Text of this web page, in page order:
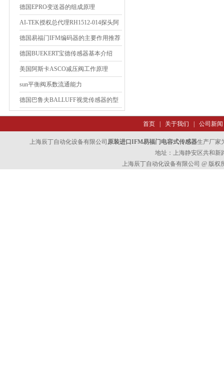
数
德国EPRO变送器的组成原理
AI-TEK授权总代理RH1512-014探头阿
泰克代理
德国易福门IFM编码器的主要作用推荐
德国BUEKERT宝德传感器基本介绍
美国阿斯卡ASCO减压阀工作原理
sun平衡阀系数流通能力
德国巴鲁夫BALLUFF视觉传感器的型
号诠释
首页| 关于我们 公司新闻
上海辰丁自动化设备有限公司 原装进口IFM易福门电容式传感器生产厂家
地址：上海静安区共和新
上海辰丁自动化设备有限公司 @ 版权